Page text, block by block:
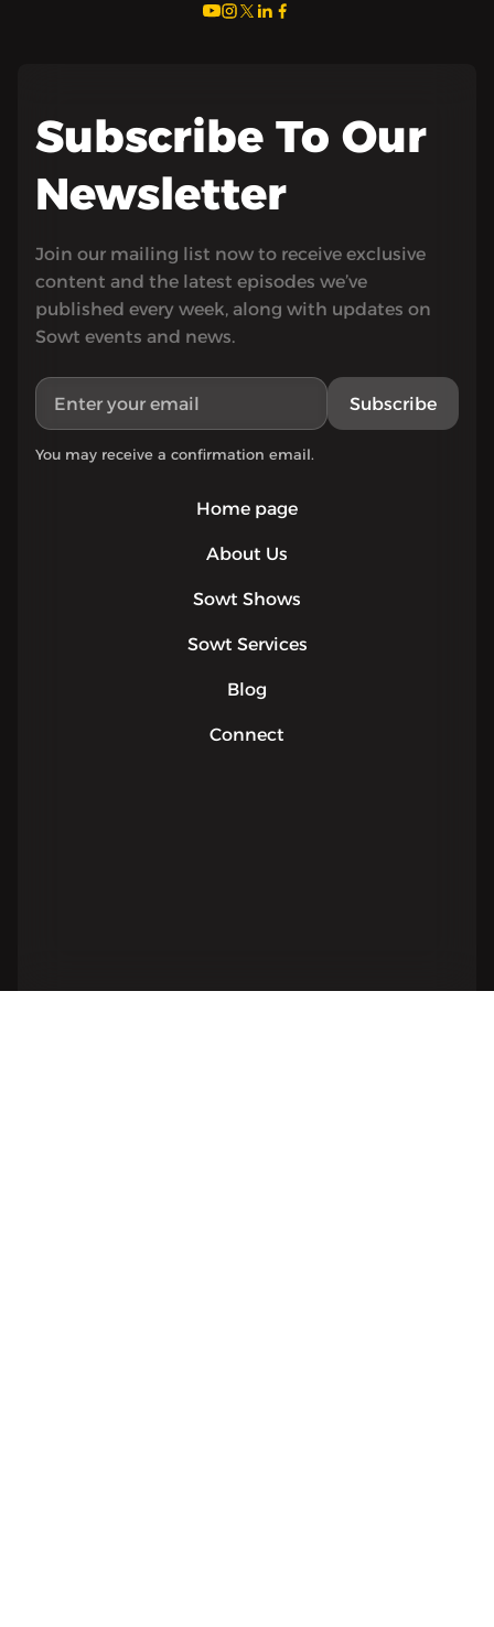
Home page
About Us
Sowt Shows
Sowt Services
Blog
Connect
Subscribe To Our
Newsletter
Join our mailing list now to receive exclusive
content and the latest episodes we’ve
published every week, along with updates on
Sowt events and news.
Subscribe
You may receive a confirmation email.